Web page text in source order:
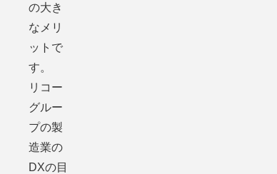
の大き
なメリ
ットで
す。
リコー
グルー
プの製
造業の
DXの目